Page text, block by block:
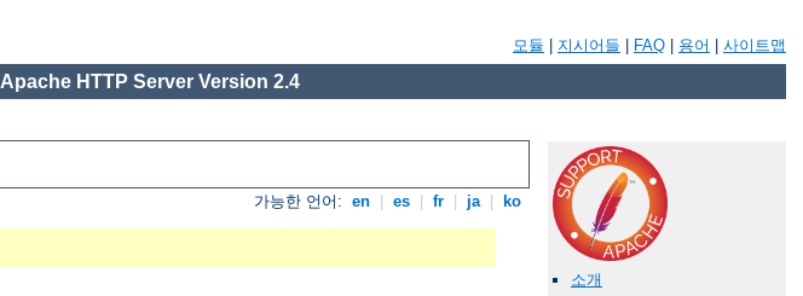
모듈 지시어들 FAQ 용어 사이트맵
Apache HTTP Server Version 2.4
가능한 언어: en es fr ja ko
소개